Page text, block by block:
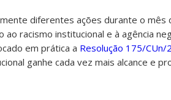
diferentes ações durante o mês
racismo institucional e à agência
em prática a Resolução 175/CUn/
ganhe cada vez mais alcance e